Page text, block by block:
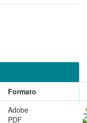
Formato
Adobe
PDF